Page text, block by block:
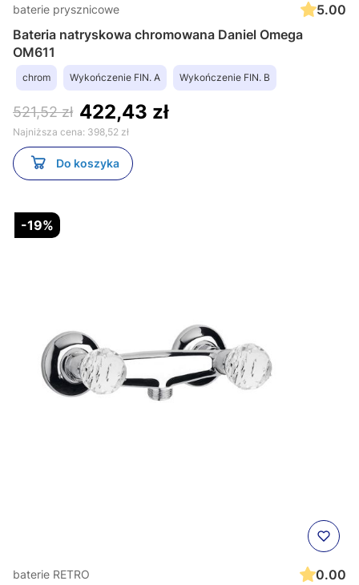
baterie prysznicowe
5.00
Bateria natryskowa chromowana Daniel Omega
OM611
chrom Wykończenie FIN. A Wykończenie FIN. B
521,52 zł 422,43 zł
Najniższa cena: 398,52 zł
Do koszyka
-19%
baterie RETRO
0.00